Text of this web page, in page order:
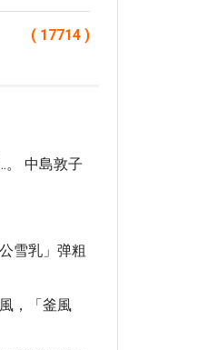
( 17714 )
。 中島敦子
雪乳」弹粗
，「釜風